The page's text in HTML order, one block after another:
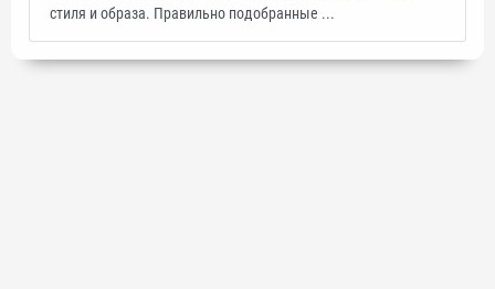
стиля и образа. Правильно подобранные ...